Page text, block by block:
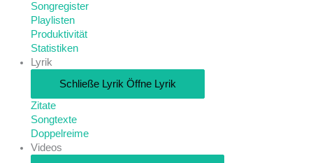
Songregister
Playlisten
Produktivität
Statistiken
Lyrik
Schließe Lyrik Öffne Lyrik
Zitate
Songtexte
Doppelreime
Videos